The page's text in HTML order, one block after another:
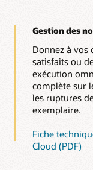
Gestion des
Donnez à vos
satisfaits ou
exécution
complète sur
les ruptures
exemplaire.
Fiche
Cloud (PDF)